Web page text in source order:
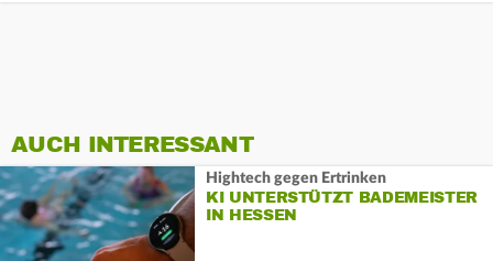
AUCH INTERESSANT
Hightech gegen Ertrinken
KI UNTERSTÜTZT BADEMEISTER
IN HESSEN